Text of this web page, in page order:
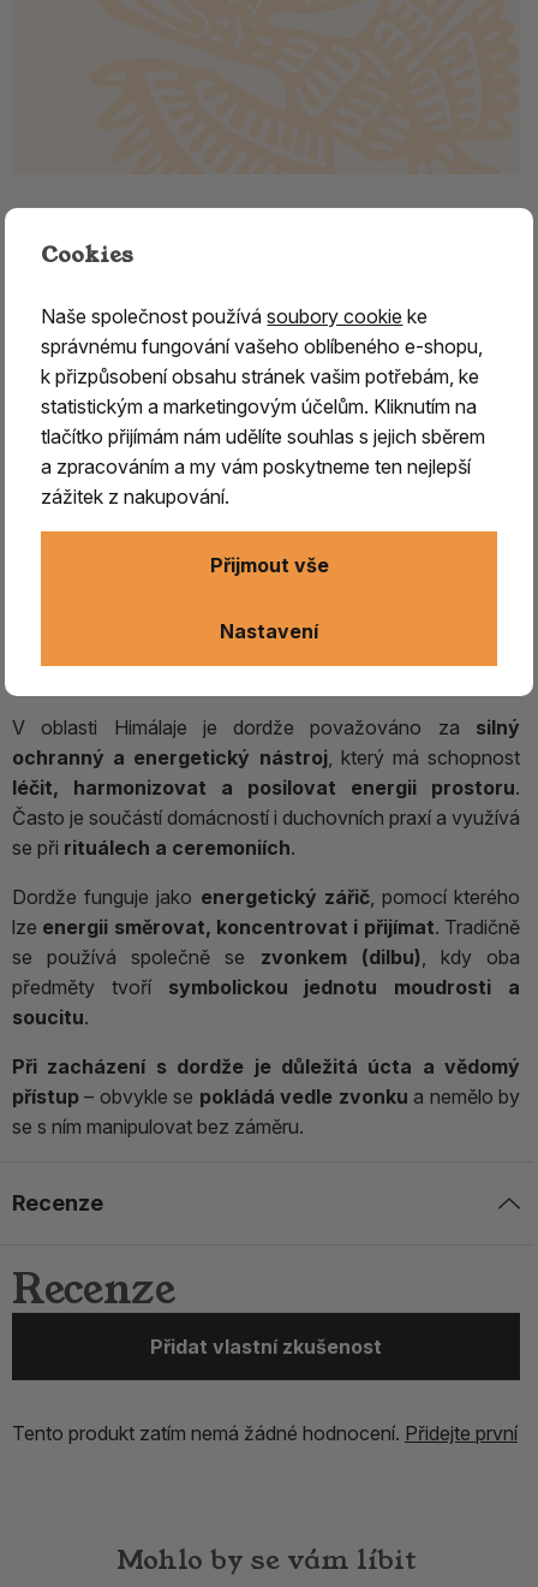
rituální předmět
Dordže (vadžra) – symbol síly, rovnováhy a duchovní
energie
Dordže (vadžra)jeposvátný symbol pocházející z
Indie, který se rozšířil do dalších oblastí spolu s
buddhismem, kde se stal jedním z jeho
nejvýznamnějších atributů.Vtibetském buddhismu
představujenezničitelný stav osvícení
podstatu bytí a jednotu všech protikladů.
konce znázorňují
rovnováhu protikladů –
V oblasti Himálaje je dordže považováno za silný
ochranný a energetický nástroj, který má schopnost
léčit, harmonizovat a posilovat energii prostoru.
Často je součástí domácností i duchovních praxí a využívá
se při rituálech a ceremoniích.
Dordže funguje jako energetický zářič, pomocí kterého
lze energii směrovat, koncentrovat i přijímat. Tradičně
se používá společně se zvonkem (dilbu), kdy oba
předměty tvoří symbolickou jednotu moudrosti a
soucitu.
Při zacházení s dordže je důležitá úcta a vědomý
přístup – obvykle se pokládá vedle zvonku a nemělo by
se s ním manipulovat bez záměru.
Recenze
Recenze
Přidat vlastní zkušenost
Tento produkt zatím nemá žádné hodnocení. Přidejte první
Mohlo by se vám líbit
Cookies
Naše společnost používásoubory cookie ke
správnému fungování vašeho oblíbeného e-shopu,
k přizpůsobení obsahu stránek vašim potřebám, ke
statistickým a marketingovým účelům. Kliknutím na
tlačítko přijímám nám udělíte souhlas s jejich sběrem
a zpracováním a my vám poskytneme ten nejlepší
zážitek z nakupování.
Nastavení
Přijmout vše